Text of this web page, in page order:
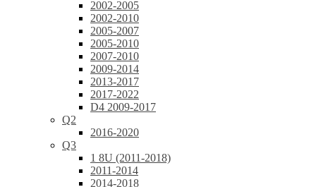
2002-2005
2002-2010
2005-2007
2005-2010
2007-2010
2009-2014
2013-2017
2017-2022
D4 2009-2017
Q2
2016-2020
Q3
1 8U (2011-2018)
2011-2014
2014-2018